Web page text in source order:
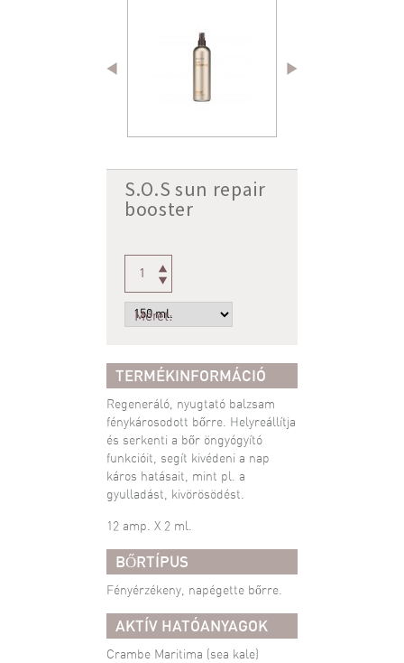
S.O.S sun repair
booster
Méret:
TERMÉKINFORMÁCIÓ
Regeneráló, nyugtató balzsam
fénykárosodott bőrre. Helyreállítja
és serkenti a bőr öngyógyító
funkcióit, segít kivédeni a nap
káros hatásait, mint pl. a
gyulladást, kivörösödést.
12 amp. X 2 ml.
BŐRTÍPUS
Fényérzékeny, napégette bőrre.
AKTÍV HATÓANYAGOK
Crambe Maritima (sea kale)